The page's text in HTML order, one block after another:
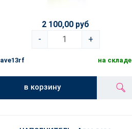
2 100,00 руб
-
+
ave13rf на складе
в корзину